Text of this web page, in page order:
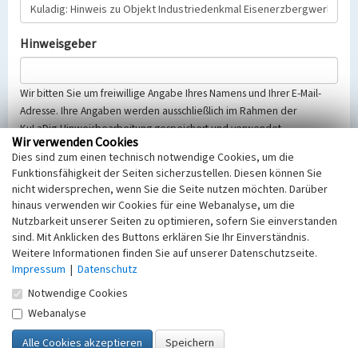
Hinweisgeber
Wir bitten Sie um freiwillige Angabe Ihres Namens und Ihrer E-Mail-
Adresse. Ihre Angaben werden ausschließlich im Rahmen der
KuLaDig-Hinweisbearbeitung gespeichert und verwendet.
Selbstverständlich werden diese entsprechend der Vorschriften des
Telemediengesetzes, des Datenschutzgesetzes NRW und der seit
dem 25.05.2018 gültigen Europäischen Datenschutzgrundverordnung
(EU-DSGVO) vertraulich behandelt, beachten Sie bitte unsere
Hinweise zumDatenschutz
Nachricht
SicherheitsabfrageTragen Sie unten das Rechenergebnis aus der
Wir verwenden Cookies
Dies sind zum einen technisch notwendige Cookies, um die
Funktionsfähigkeit der Seiten sicherzustellen. Diesen können Sie
nicht widersprechen, wenn Sie die Seite nutzen möchten. Darüber
hinaus verwenden wir Cookies für eine Webanalyse, um die
Nutzbarkeit unserer Seiten zu optimieren, sofern Sie einverstanden
sind. Mit Anklicken des Buttons erklären Sie Ihr Einverständnis.
Weitere Informationen finden Sie auf unserer Datenschutzseite.
Impressum | Datenschutz
Notwendige Cookies
Webanalyse